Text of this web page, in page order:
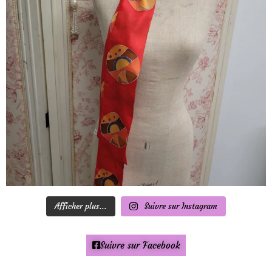
Afficher plus... Suivre sur Instagram
Suivre sur Facebook